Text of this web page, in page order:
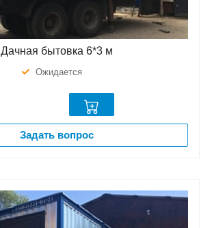
Дачная бытовка 6*3 м
Ожидается
Задать вопрос